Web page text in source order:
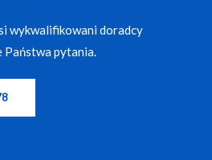
wykwalifikowani doradcy
pytania.